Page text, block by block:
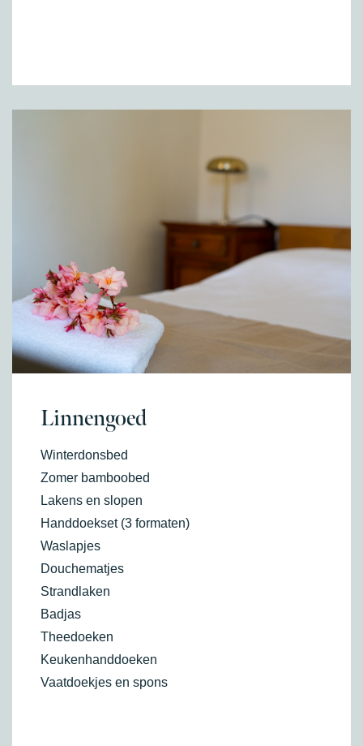
Linnengoed
Winterdonsbed
Zomer bamboobed
Lakens en slopen
Handdoekset (3 formaten)
Waslapjes
Douchematjes
Strandlaken
Badjas
Theedoeken
Keukenhanddoeken
Vaatdoekjes en spons